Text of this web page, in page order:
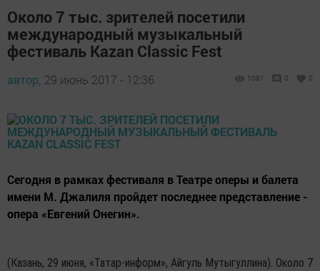
Около 7 тыс. зрителей посетили
международный музыкальный
фестиваль Kazan Classic Fest
автор, 29 июнь 2017 - 12:36 1081 0 0
Сегодня в рамках фестиваля в Театре оперы и балета
имени М. Джалиля пройдет последнее представление -
опера «Евгений Онегин».
(Казань, 29 июня, «Татар-информ», Айгуль Мутыгуллина). Около 7